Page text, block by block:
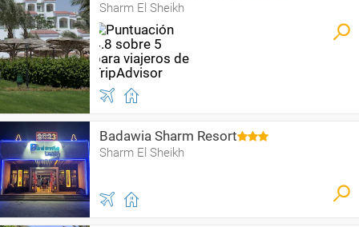
Sharm El Sheikh
Badawia Sharm Resort
Sharm El Sheikh